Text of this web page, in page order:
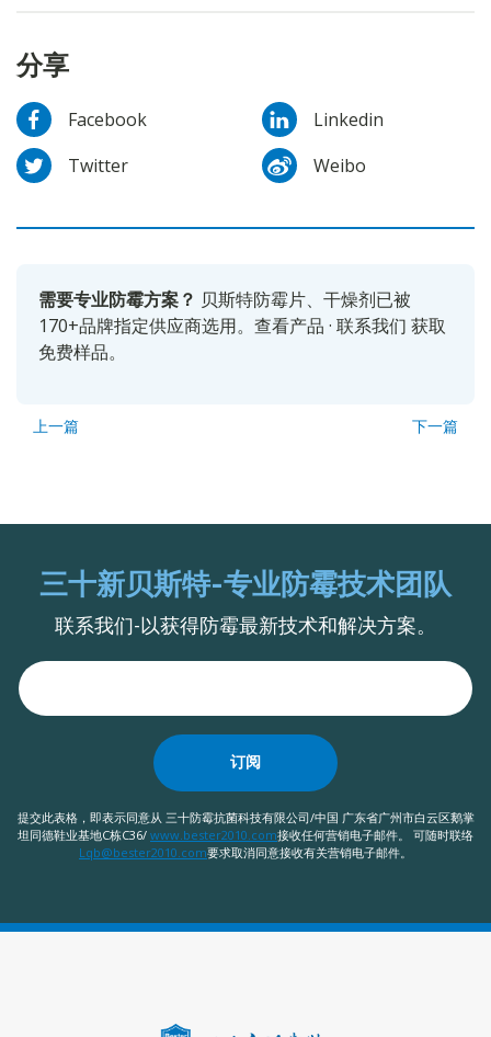
分享
Facebook
Linkedin
Twitter
Weibo
需要专业防霉方案？ 贝斯特防霉片、干燥剂已被
170+品牌指定供应商选用。 查看产品 · 联系我们 获取
免费样品。
上一篇 下一篇
三十新贝斯特-专业防霉技术团队
联系我们-以获得防霉最新技术和解决方案。
订阅
提交此表格，即表示同意从 三十防霉抗菌科技有限公司/中国 广东省广州市白云区鹅掌
坦同德鞋业基地C栋C36/ www.bester2010.com接收任何营销电子邮件。 可随时联络
Lqb@bester2010.com要求取消同意接收有关营销电子邮件。